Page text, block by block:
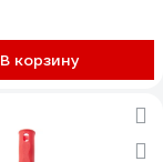
В корзину